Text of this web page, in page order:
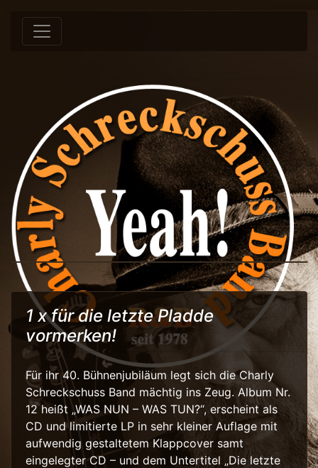
Springe zum Inhalt
1 x für die letzte Pladde
vormerken!
Für ihr 40. Bühnenjubiläum legt sich die Charly
Schreckschuss Band mächtig ins Zeug. Album Nr.
12 heißt „WAS NUN – WAS TUN?“, erscheint als
CD und limitierte LP in sehr kleiner Auflage mit
aufwendig gestaltetem Klappcover samt
eingelegter CD – und dem Untertitel „Die letzte